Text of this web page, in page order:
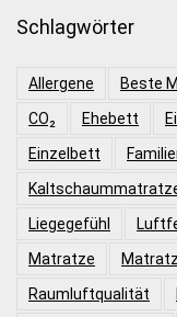
Schlagwörter
Allergene Beste
CO₂
Ehebett
Einzelbett
Liegegefühl
Matratze
Raumluftqualität